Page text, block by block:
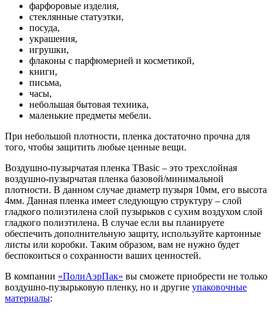
фарфоровые изделия,
стеклянные статуэтки,
посуда,
украшения,
игрушки,
флаконы с парфюмерией и косметикой,
книги,
письма,
часы,
небольшая бытовая техника,
маленькие предметы мебели.
При небольшой плотности, пленка достаточно прочна для
того, чтобы защитить любые ценные вещи.
Воздушно-пузырчатая пленка ТBasic – это трехслойная
воздушно-пузырчатая пленка базовой/минимальной
плотности. В данном случае диаметр пузыря 10мм, его высота
4мм. Данная пленка имеет следующую структуру – слой
гладкого полиэтилена слой пузырьков с сухим воздухом слой
гладкого полиэтилена. В случае если вы планируете
обеспечить дополнительную защиту, используйте картонные
листы или коробки. Таким образом, вам не нужно будет
беспокоиться о сохранности ваших ценностей.
В компании «ПолиАэрПак» вы сможете приобрести не только
воздушно-пузырьковую пленку, но и другие упаковочные
материалы: